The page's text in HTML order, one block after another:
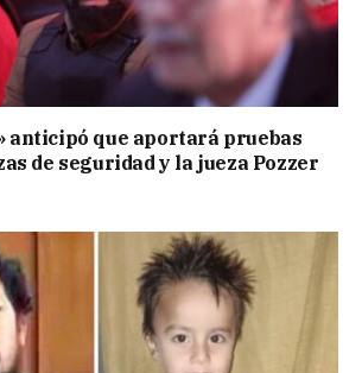
anticipó que aportará pruebas
de seguridad y la jueza Pozzer